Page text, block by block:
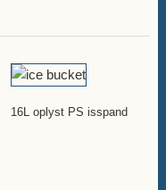
16L oplyst PS isspand